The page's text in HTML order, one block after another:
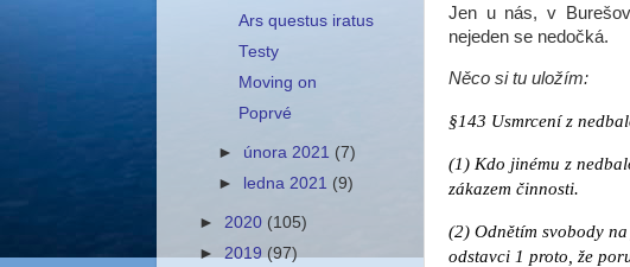
Jen u nás, v
nejeden se nedočká.
Něco si tu uložím:
§143 Usmrcení z
(1) Kdo jinému z
zákazem činnosti.
(2) Odnětím svobody
odstavci 1 proto, že
Ars questus iratus
Testy
Moving on
Poprvé
► února 2021 (7)
►
ledna 2021 (9)
► 2020 (105)
► 2019 (97)